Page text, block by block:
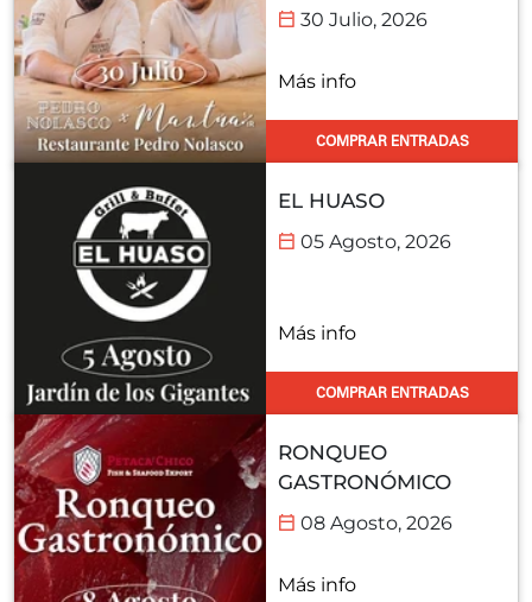
30 Julio, 2026
Más info
COMPRAR ENTRADAS
EL HUASO
05 Agosto, 2026
Más info
COMPRAR ENTRADAS
RONQUEO
GASTRONÓMICO
08 Agosto, 2026
Más info